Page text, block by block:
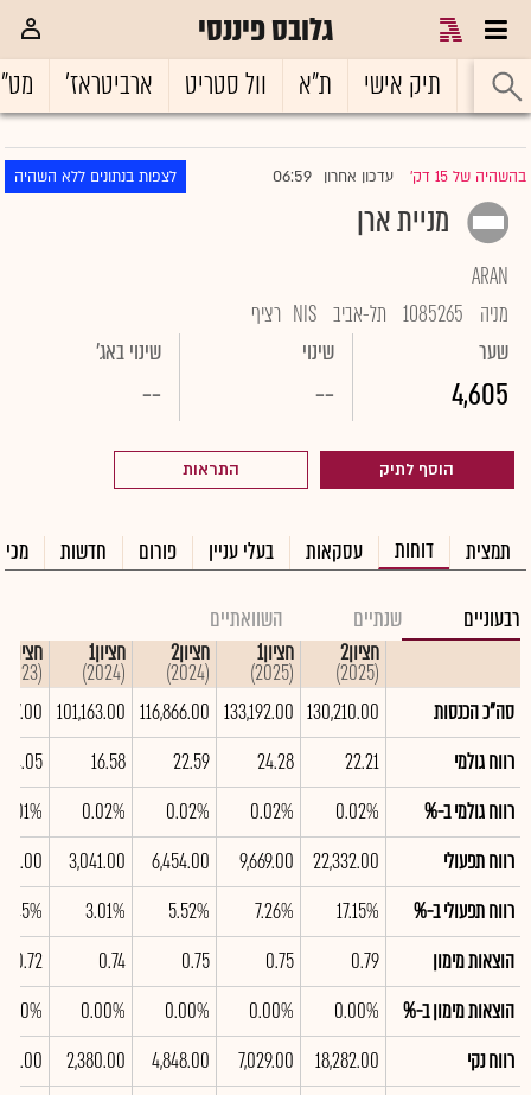
גלובס פיננסי
ראשי תיק אישי ת"א וול סטריט ארביטראז'
בהשהיה של 15 דק' |עדכון אחרון 06:59 לצפות בנתונים ללא השהיה
מניית ארן
ARAN
מניה
1085265 תל-אביב NIS רציף
שער
4,605
שינוי
--
שינוי באג'
--
הוסף לתיק התראות
תמצית דוחות עסקאות בעלי עניין פורום חדשות
רבעוניים שנתיים השוואתיים
חציון2
(2025)
חציון1
(2025)
חציון2
(2024)
חציון1
(2024)
חציון2
(2023)
סה"כ הכנסות
130,210.00
133,192.00
116,866.00
101,163.00
רווח גולמי
22.21
24.28
22.59
16.58
4.05
רווח גולמי ב-%
0.02%
0.02%
0.02%
0.02%
0.01%
רווח תפעולי
22,332.00
9,669.00
6,454.00
3,041.00
רווח תפעולי ב-%
17.15%
7.26%
5.52%
3.01%
הוצאות מימון
0.79
0.75
0.75
0.74
0.72
הוצאות מימון ב-%
0.00%
0.00%
0.00%
0.00%
רווח נקי
18,282.00
7,029.00
4,848.00
2,380.00